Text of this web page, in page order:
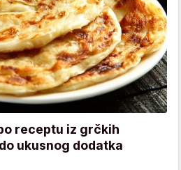
receptu iz grčkih
ukusnog dodatka